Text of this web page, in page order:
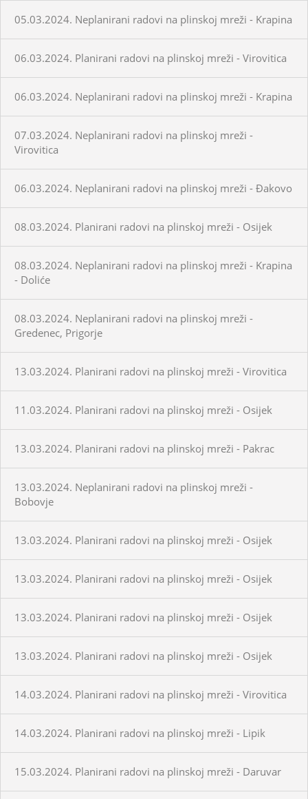
05.03.2024. Neplanirani radovi na plinskoj mreži - Krapina
06.03.2024. Planirani radovi na plinskoj mreži - Virovitica
06.03.2024. Neplanirani radovi na plinskoj mreži - Krapina
07.03.2024. Neplanirani radovi na plinskoj mreži -
Virovitica
06.03.2024. Neplanirani radovi na plinskoj mreži - Đakovo
08.03.2024. Planirani radovi na plinskoj mreži - Osijek
08.03.2024. Neplanirani radovi na plinskoj mreži - Krapina
- Doliće
08.03.2024. Neplanirani radovi na plinskoj mreži -
Gredenec, Prigorje
13.03.2024. Planirani radovi na plinskoj mreži - Virovitica
11.03.2024. Planirani radovi na plinskoj mreži - Osijek
13.03.2024. Planirani radovi na plinskoj mreži - Pakrac
13.03.2024. Neplanirani radovi na plinskoj mreži -
Bobovje
13.03.2024. Planirani radovi na plinskoj mreži - Osijek
13.03.2024. Planirani radovi na plinskoj mreži - Osijek
13.03.2024. Planirani radovi na plinskoj mreži - Osijek
13.03.2024. Planirani radovi na plinskoj mreži - Osijek
14.03.2024. Planirani radovi na plinskoj mreži - Virovitica
14.03.2024. Planirani radovi na plinskoj mreži - Lipik
15.03.2024. Planirani radovi na plinskoj mreži - Daruvar